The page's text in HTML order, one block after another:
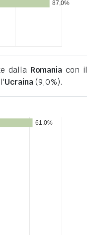
dalla Romaniacon il
Ucraina(9,0%).